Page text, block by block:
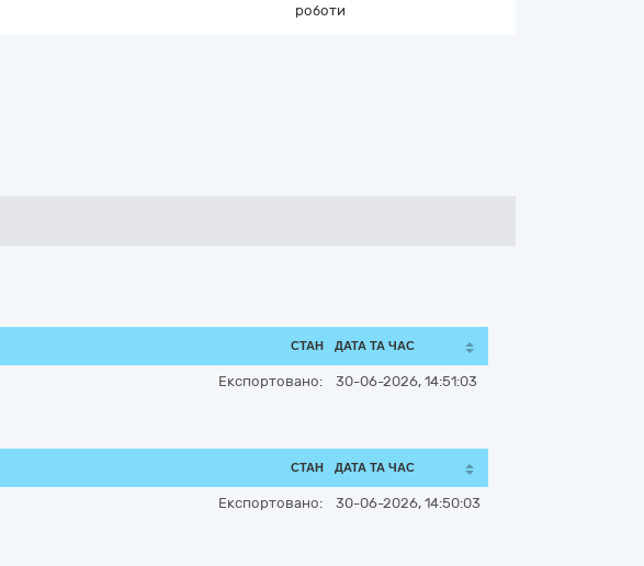
роботи
СТАН ДАТА ТА ЧАС
Експортовано: 30-06-2026, 14:51:03
СТАН ДАТА ТА ЧАС
Експортовано: 30-06-2026, 14:50:03